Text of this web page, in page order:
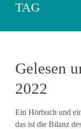
TAG
Gelesen
2022
Ein Hörbuch und
das ist die Bilanz